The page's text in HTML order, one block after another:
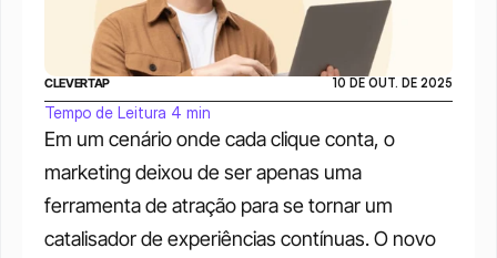
Em um cenário onde cada clique conta, o
marketing deixou de ser apenas uma
ferramenta de atração para se tornar um
catalisador de experiências contínuas. O novo
CLEVERTAP 10 DE OUT. DE 2025
Tempo de Leitura 4 min